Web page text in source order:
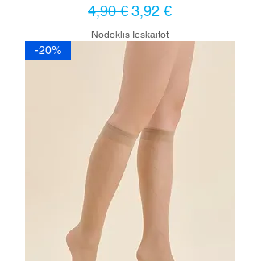
Parastā cena
4,90 €Izpārdošanas cena
3,92 €
Nodoklis Ieskaitot
-20%